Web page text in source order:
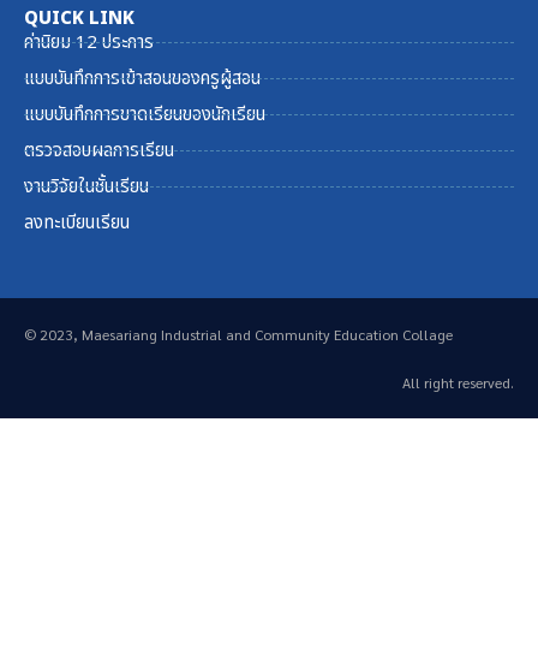
QUICK LINK
ค่านิยม 12 ประการ
แบบบันทึกการเข้าสอนของครูผู้สอน
แบบบันทึกการขาดเรียนของนักเรียน
ตรวจสอบผลการเรียน
งานวิจัยในชั้นเรียน
ลงทะเบียนเรียน
© 2023, Maesariang Industrial and Community Education Collage
All right reserved.